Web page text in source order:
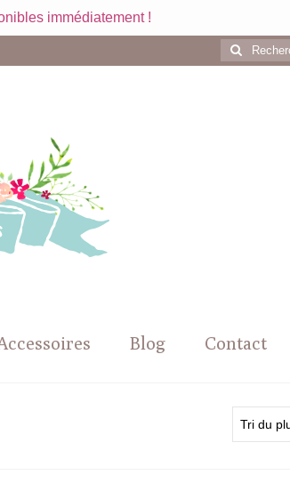
immédiatement !
Rechercher
:
Blog Contact